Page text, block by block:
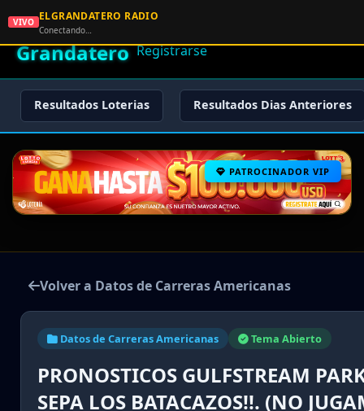
🌟 El
Grandatero Registrarse
Resultados Loterias Resultados Dias Anteriores
PATROCINADOR VIP
Volver a Datos de Carreras Americanas
Datos de Carreras Americanas Tema Abierto
PRONOSTICOS GULFSTREAM
SEPA LOS BATACAZOS!!. (NO
VIVO ELGRANDATERO RADIO
Conectando…